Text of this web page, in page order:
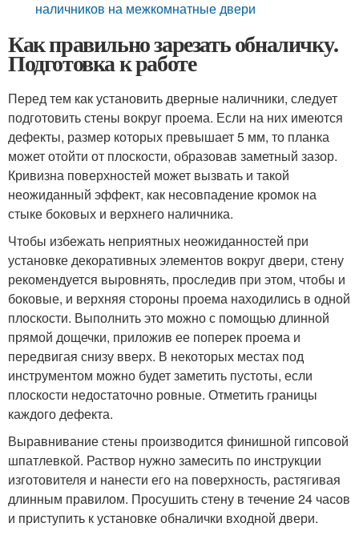
наличников на межкомнатные двери
Как правильно зарезать обналичку.
Подготовка к работе
Перед тем как установить дверные наличники, следует
подготовить стены вокруг проема. Если на них имеются
дефекты, размер которых превышает 5 мм, то планка
может отойти от плоскости, образовав заметный зазор.
Кривизна поверхностей может вызвать и такой
неожиданный эффект, как несовпадение кромок на
стыке боковых и верхнего наличника.
Чтобы избежать неприятных неожиданностей при
установке декоративных элементов вокруг двери, стену
рекомендуется выровнять, проследив при этом, чтобы и
боковые, и верхняя стороны проема находились в одной
плоскости. Выполнить это можно с помощью длинной
прямой дощечки, приложив ее поперек проема и
передвигая снизу вверх. В некоторых местах под
инструментом можно будет заметить пустоты, если
плоскости недостаточно ровные. Отметить границы
каждого дефекта.
Выравнивание стены производится финишной гипсовой
шпатлевкой. Раствор нужно замесить по инструкции
изготовителя и нанести его на поверхность, растягивая
длинным правилом. Просушить стену в течение 24 часов
и приступить к установке обналички входной двери.